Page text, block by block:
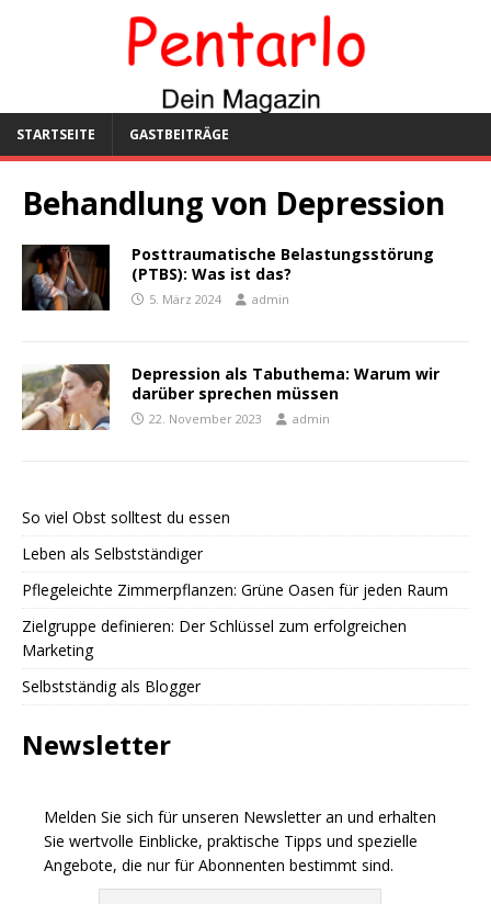
STARTSEITE GASTBEITRÄGE
Behandlung von Depression
Posttraumatische Belastungsstörung
(PTBS): Was ist das?
5. März 2024 admin
Depression als Tabuthema: Warum wir
darüber sprechen müssen
22. November 2023 admin
So viel Obst solltest du essen
Leben als Selbstständiger
Pflegeleichte Zimmerpflanzen: Grüne Oasen für jeden Raum
Zielgruppe definieren: Der Schlüssel zum erfolgreichen
Marketing
Selbstständig als Blogger
Newsletter
Melden Sie sich für unseren Newsletter an und erhalten
Sie wertvolle Einblicke, praktische Tipps und spezielle
Angebote, die nur für Abonnenten bestimmt sind.